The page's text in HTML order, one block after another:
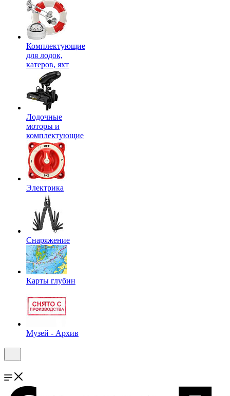
Комплектующие
для лодок,
катеров, яхт
Лодочные
моторы и
комплектующие
Электрика
Снаряжение
Карты глубин
Музей - Архив